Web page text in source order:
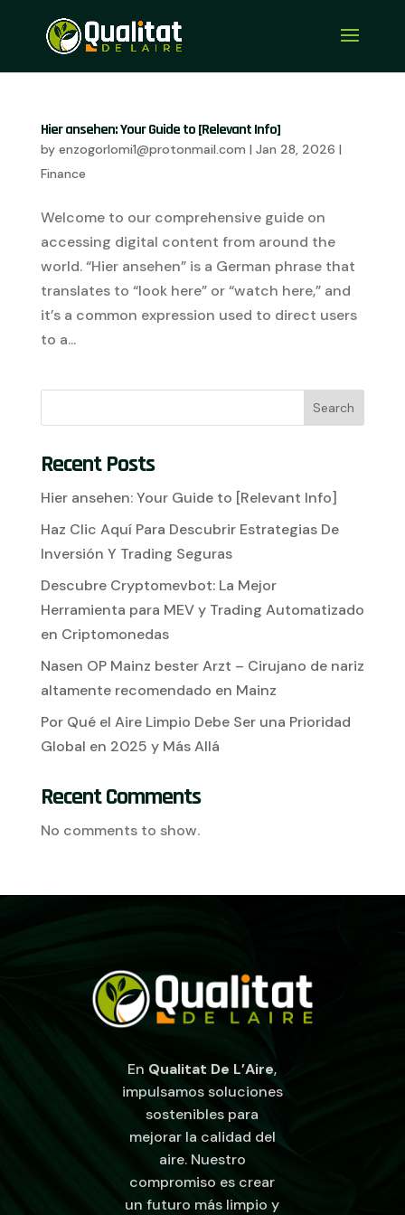
Hier ansehen: Your Guide to [Relevant Info]
by enzogorlomi1@protonmail.com | Jan 28, 2026 |
Finance
Welcome to our comprehensive guide on
accessing digital content from around the
world. “Hier ansehen” is a German phrase that
translates to “look here” or “watch here,” and
it’s a common expression used to direct users
to a...
Search
Recent Posts
Hier ansehen: Your Guide to [Relevant Info]
Haz Clic Aquí Para Descubrir Estrategias De
Inversión Y Trading Seguras
Descubre Cryptomevbot: La Mejor
Herramienta para MEV y Trading Automatizado
en Criptomonedas
Nasen OP Mainz bester Arzt – Cirujano de nariz
altamente recomendado en Mainz
Por Qué el Aire Limpio Debe Ser una Prioridad
Global en 2025 y Más Allá
Recent Comments
No comments to show.
En Qualitat De L’Aire,
impulsamos soluciones
sostenibles para
mejorar la calidad del
aire. Nuestro
compromiso es crear
un futuro más limpio y